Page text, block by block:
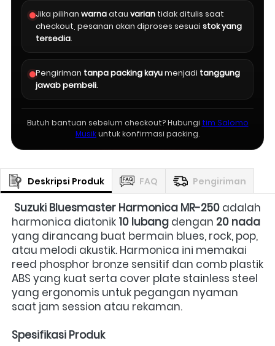
Jika pilihan warnaatau varian tidak ditulis saat
checkout, pesanan akan diproses sesuai stok yang
tersedia.
Pengiriman tanpa packing kayumenjadi tanggung
jawab pembeli.
Butuh bantuan sebelum checkout? Hubungi tim Salomo
Musikuntuk konfirmasi packing.
Deskripsi Produk FAQ Pengiriman
Suzuki Bluesmaster Harmonica MR-250 adalah
harmonica diatonik 10 lubang dengan 20 nada
yang dirancang buat bermain blues, rock, pop,
atau melodi akustik. Harmonica ini memakai
reed phosphor bronze sensitif dan comb plastik
ABS yang kuat serta cover plate stainless steel
yang ergonomis untuk pegangan nyaman
saat jam session atau rekaman.
Spesifikasi Produk